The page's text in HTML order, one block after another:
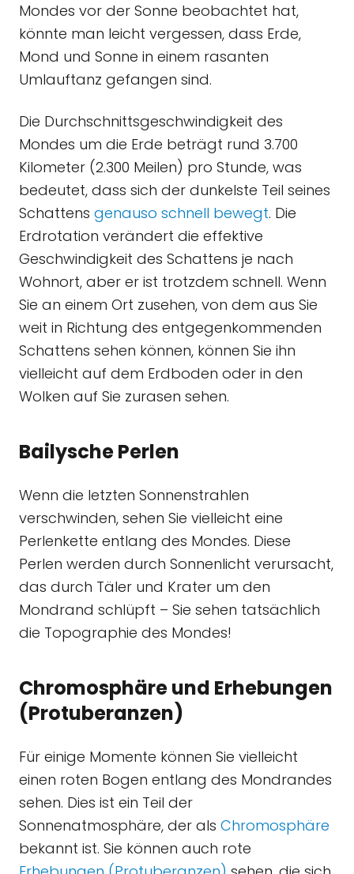
Mondes vor der Sonne beobachtet hat,
könnte man leicht vergessen, dass Erde,
Mond und Sonne in einem rasanten
Umlauftanz gefangen sind.
Die Durchschnittsgeschwindigkeit des
Mondes um die Erde beträgt rund 3.700
Kilometer (2.300 Meilen) pro Stunde, was
bedeutet, dass sich der dunkelste Teil seines
Schattens genauso schnell bewegt. Die
Erdrotation verändert die effektive
Geschwindigkeit des Schattens je nach
Wohnort, aber er ist trotzdem schnell. Wenn
Sie an einem Ort zusehen, von dem aus Sie
weit in Richtung des entgegenkommenden
Schattens sehen können, können Sie ihn
vielleicht auf dem Erdboden oder in den
Wolken auf Sie zurasen sehen.
Bailysche Perlen
Wenn die letzten Sonnenstrahlen
verschwinden, sehen Sie vielleicht eine
Perlenkette entlang des Mondes. Diese
Perlen werden durch Sonnenlicht verursacht,
das durch Täler und Krater um den
Mondrand schlüpft – Sie sehen tatsächlich
die Topographie des Mondes!
Chromosphäre und Erhebungen
(Protuberanzen)
Für einige Momente können Sie vielleicht
einen roten Bogen entlang des Mondrandes
sehen. Dies ist ein Teil der
Sonnenatmosphäre, der als Chromosphäre
bekannt ist. Sie können auch rote